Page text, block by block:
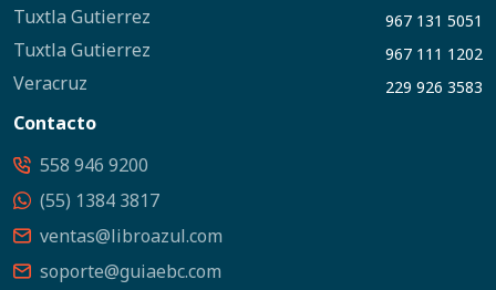
Tuxtla Gutierrez 967 131 5051
Tuxtla Gutierrez 967 111 1202
Veracruz 229 926 3583
Contacto
558 946 9200
(55) 1384 3817
ventas@libroazul.com
soporte@guiaebc.com